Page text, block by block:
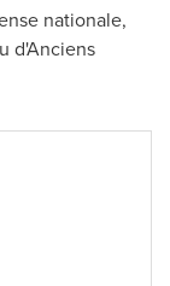
nationale,
d'Anciens